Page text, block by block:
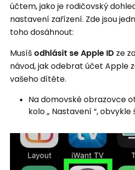
účtem, jako je rodičovský
nastavení zařízení. Zde jsou
toho dosáhnout:
Musíš odhlásit seApple ID ze
návod, jak odebrat účet Apple
vašeho dítěte.
Na domovské obrazovce
kolo „ Nastavení “, obvykle